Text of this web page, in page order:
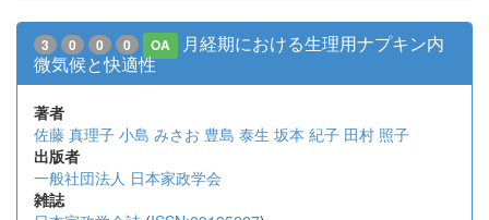
3 0 0 0 OA
月経期における生理用ナプキン内
微気候と快適性
著者
佐藤 真理子 小島 みさお 豊島 泰生 坂本 紀子 田村 照子
出版者
一般社団法人 日本家政学会
雑誌